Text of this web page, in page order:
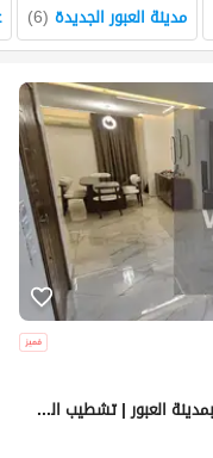
مدينة العبور الجديدة (
6
)
فيلا كاملة للبيع في أرقى مواقع الحي الثامن بمدينة العبور | تشطيب الترا سوبر لوكس | جاهزة للسكن والاستثمار ، بسعر لقطه